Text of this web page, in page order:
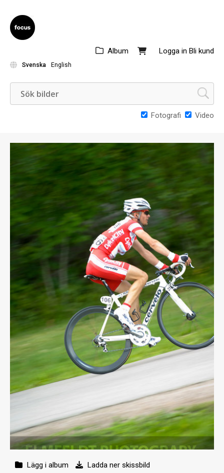
Logga in Bli kund
Album
Svenska English
Fotografi Video
Lägg i album Ladda ner skissbild